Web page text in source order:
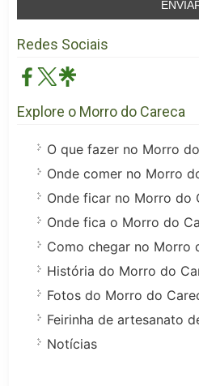
Redes Sociais
Explore o Morro do Careca
O que fazer no Morro
Onde comer no Morro
Onde ficar no Morro do
Onde fica o Morro do
Como chegar no Morro
História do Morro do
Fotos do Morro do
Feirinha de artesanato
Notícias